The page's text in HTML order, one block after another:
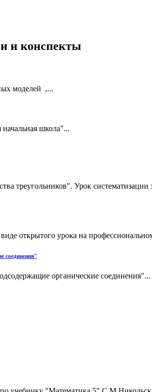
и конспекты
моделей ,...
школа"...
треугольников". Урок
открытого урока на
соединения"
органические соединения"...